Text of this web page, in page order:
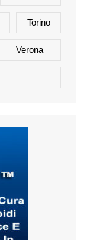
Torino
Verona